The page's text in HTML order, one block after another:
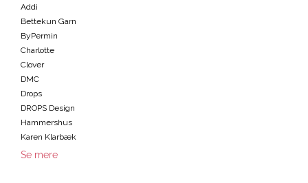
Addi
Bettekun Garn
ByPermin
Charlotte
Clover
DMC
Drops
DROPS Design
Hammershus
Karen Klarbæk
Se mere